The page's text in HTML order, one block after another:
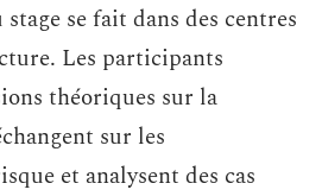
se fait dans des centres
Les participants
théoriques sur la
sur les
et analysent des cas